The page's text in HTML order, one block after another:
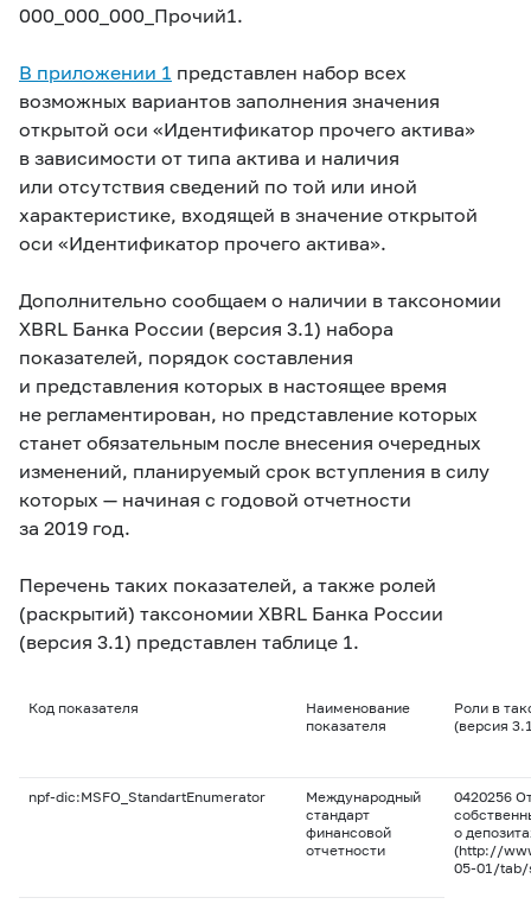
000_000_000_Прочий1.
В приложении 1 представлен набор всех
возможных вариантов заполнения значения
открытой оси «Идентификатор прочего актива»
в зависимости от типа актива и наличия
или отсутствия сведений по той или иной
характеристике, входящей в значение открытой
оси «Идентификатор прочего актива».
Дополнительно сообщаем о наличии в таксономии
XBRL Банка России (версия 3.1) набора
показателей, порядок составления
и представления которых в настоящее время
не регламентирован, но представление которых
станет обязательным после внесения очередных
изменений, планируемый срок вступления в силу
которых — начиная с годовой отчетности
за 2019 год.
Перечень таких показателей, а также ролей
(раскрытий) таксономии XBRL Банка России
(версия 3.1) представлен таблице 1.
Код показателя
Наименование
показателя
Роли в
(версия
npf-dic:MSFO_StandartEnumerator
Международный
стандарт
финансовой
отчетности
0420256
о
(http://
05-01/tab/